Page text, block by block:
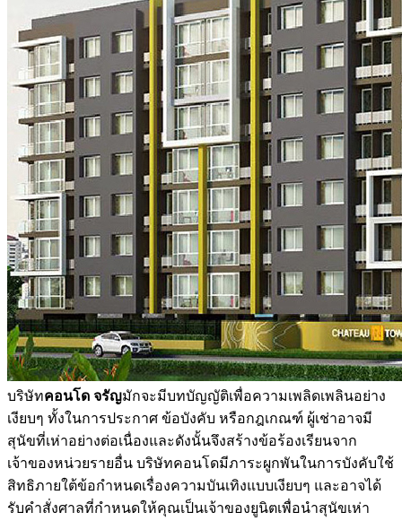
บริษัทคอนโด จรัญมักจะมีบทบัญญัติเพื่อความเพลิดเพลินอย่าง
เงียบๆ ทั้งในการประกาศ ข้อบังคับ หรือกฎเกณฑ์ ผู้เช่าอาจมี
สุนัขที่เห่าอย่างต่อเนื่องและดังนั้นจึงสร้างข้อร้องเรียนจาก
เจ้าของหน่วยรายอื่น บริษัทคอนโดมีภาระผูกพันในการบังคับใช้
สิทธิภายใต้ข้อกำหนดเรื่องความบันเทิงแบบเงียบๆ และอาจได้
รับคำสั่งศาลที่กำหนดให้คุณเป็นเจ้าของยูนิตเพื่อนำสุนัขเห่า